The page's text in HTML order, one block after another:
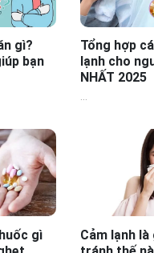
gì?
bạn
Tổng hợp
lạnh cho
NHẤT 2025
...
gì
Cảm lạnh